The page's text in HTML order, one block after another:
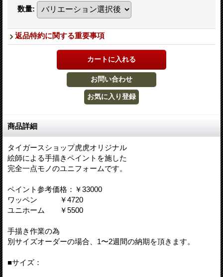
数量:
返品特約に関する重要事項
商品詳細
タイガースショップ虎虎オリジナル
絵師による手描きペイントを施した
完全一点モノのユニフォームです。
ペイント参考価格：￥33000
ワッペン ￥4720
ユニホーム ￥5500
手描き作業の為
別サイズオーダーの場合、1〜2週間の納期を頂きます。
■サイズ：